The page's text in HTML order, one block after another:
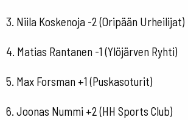
3. Niila Koskenoja -2 (Oripään Urheilijat)
4. Matias Rantanen -1 (Ylöjärven Ryhti)
5. Max Forsman +1 (Puskasoturit)
6. Joonas Nummi +2 (HH Sports Club)